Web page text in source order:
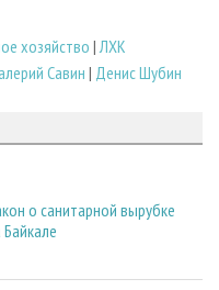
хозяйство|ЛХК
Савин | Денис Шубин
о санитарной вырубке